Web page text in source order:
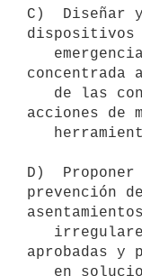
C)  Diseñar
dispositivos
concentrada
acciones de
D)
prevención
asentamientos
aprobadas y